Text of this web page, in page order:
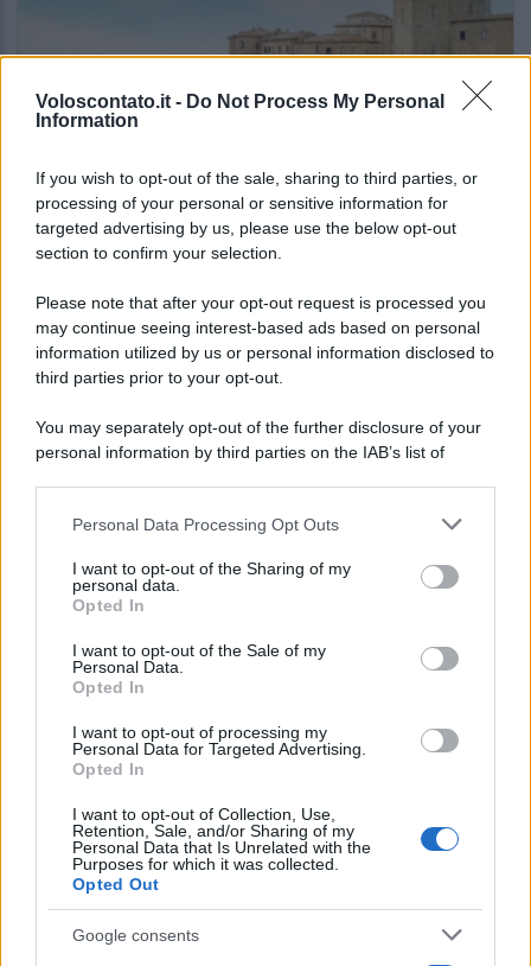
Voloscontato.it - Do Not Process My Personal
Information
If you wish to opt-out of the sale, sharing to third parties, or
processing of your personal or sensitive information for
targeted advertising by us, please use the below opt-out
section to confirm your selection.
Please note that after your opt-out request is processed you
may continue seeing interest-based ads based on personal
information utilized by us or personal information disclosed to
third parties prior to your opt-out.
You may separately opt-out of the further disclosure of your
personal information by third parties on the IAB’s list of
This information may also be disclosed by us to third parties
disclose it to other third parties.
Please note that this website/app uses one or more Google
services and may gather and store information including but
not limited to your visit or usage behaviour. You may click to
grant or deny consent to Google and its third-party tags to
consent section.
Personal Data Processing Opt Outs
I want to opt-out of the Sharing of my
personal data.
Opted In
I want to opt-out of the Sale of my
Personal Data.
Opted In
I want to opt-out of processing my
Personal Data for Targeted Advertising.
Opted In
I want to opt-out of Collection, Use,
Retention, Sale, and/or Sharing of my
Personal Data that Is Unrelated with the
Purposes for which it was collected.
Opted Out
Google consents
Le vacanze non sono più quelle di una volta:
il report che svela cosa sta cambiando
Lo sapevi che...
secondo di agosto porta grosse novità
per chi andrà in montagna
Una località di montagna vuole attirare
nomadi digitali con case e spazi di co-
working
“Vinted dei viaggi”: ora puoi acquistare
vacanze già prenotate risparmiando